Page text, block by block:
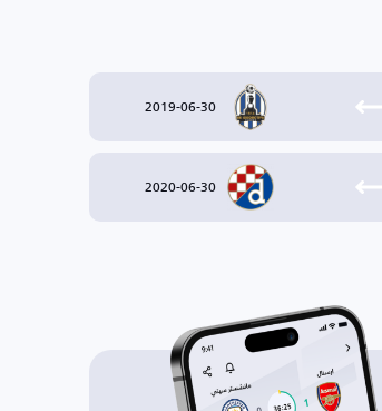
2019-06-30
2020-06-30